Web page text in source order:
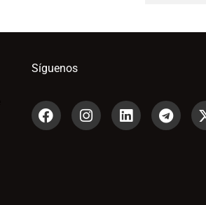
Síguenos